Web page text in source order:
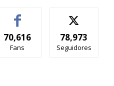
70,616
Fans
78,973
Seguidores